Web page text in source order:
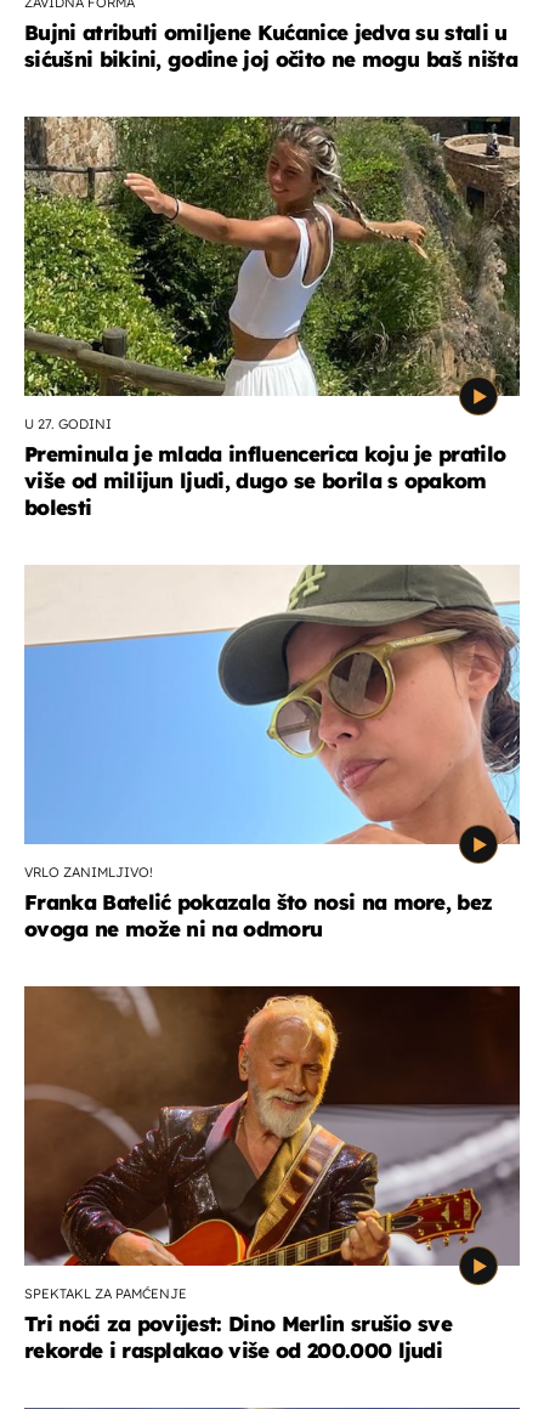
Bujni atributi omiljene Kućanice jedva su stali u
sićušni bikini, godine joj očito ne mogu baš ništa
U 27. GODINI
Preminula je mlada influencerica koju je pratilo
više od milijun ljudi, dugo se borila s opakom
bolesti
VRLO ZANIMLJIVO!
Franka Batelić pokazala što nosi na more, bez
ovoga ne može ni na odmoru
SPEKTAKL ZA PAMĆENJE
Tri noći za povijest: Dino Merlin srušio sve
rekorde i rasplakao više od 200.000 ljudi